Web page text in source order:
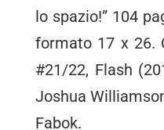
lo spazio!” 104
formato 17 x 26.
#21/22, Flash
Joshua
Fabok.